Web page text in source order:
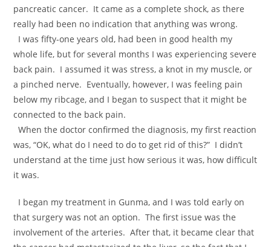
pancreatic cancer. It came as a complete shock, as there
really had been no indication that anything was wrong.
I was fifty-one years old, had been in good health my
whole life, but for several months I was experiencing severe
back pain. I assumed it was stress, a knot in my muscle, or
a pinched nerve. Eventually, however, I was feeling pain
below my ribcage, and I began to suspect that it might be
connected to the back pain.
When the doctor confirmed the diagnosis, my first reaction
was, “OK, what do I need to do to get rid of this?” I didn’t
understand at the time just how serious it was, how difficult
it was.
I began my treatment in Gunma, and I was told early on
that surgery was not an option. The first issue was the
involvement of the arteries. After that, it became clear that